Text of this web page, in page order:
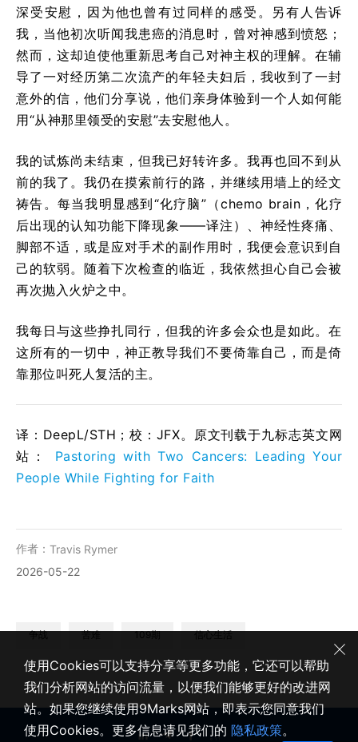
深受安慰，因为他也曾有过同样的感受。另有人告诉
我，当他初次听闻我患癌的消息时，曾对神感到愤怒；
然而，这却迫使他重新思考自己对神主权的理解。在辅
导了一对经历第二次流产的年轻夫妇后，我收到了一封
意外的信，他们分享说，他们亲身体验到一个人如何能
用“从神那里领受的安慰”去安慰他人。
我的试炼尚未结束，但我已好转许多。我再也回不到从
前的我了。我仍在摸索前行的路，并继续用墙上的经文
祷告。每当我明显感到“化疗脑”（chemo brain，化疗
后出现的认知功能下降现象——译注）、神经性疼痛、
脚部不适，或是应对手术的副作用时，我便会意识到自
己的软弱。随着下次检查的临近，我依然担心自己会被
再次抛入火炉之中。
我每日与这些挣扎同行，但我的许多会众也是如此。在
这所有的一切中，神正教导我们不要倚靠自己，而是倚
靠那位叫死人复活的主。
译：DeepL/STH；校： JFX。原文刊载于九标志英文网
站： Pastoring with Two Cancers: Leading Your
People While Fighting for Faith
作者： Travis Rymer
2026-05-22
争战 苦难 109期 信心生活
使用Cookies可以支持分享等更多功能，它还可以帮助
我们分析网站的访问流量，以便我们能够更好的改进网
站。如果您继续使用9Marks网站，即表示您同意我们
使用Cookies。更多信息请见我们的 隐私政策。